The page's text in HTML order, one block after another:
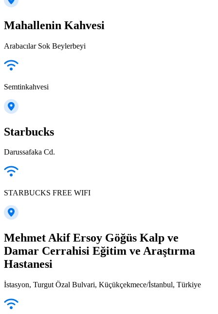
Mahallenin Kahvesi
Arabacılar Sok Beylerbeyi
Semtinkahvesi
Starbucks
Darussafaka Cd.
STARBUCKS FREE WIFI
Mehmet Akif Ersoy Göğüs Kalp ve
Damar Cerrahisi Eğitim ve Araştırma
Hastanesi
İstasyon, Turgut Özal Bulvari, Küçükçekmece/İstanbul, Türkiye